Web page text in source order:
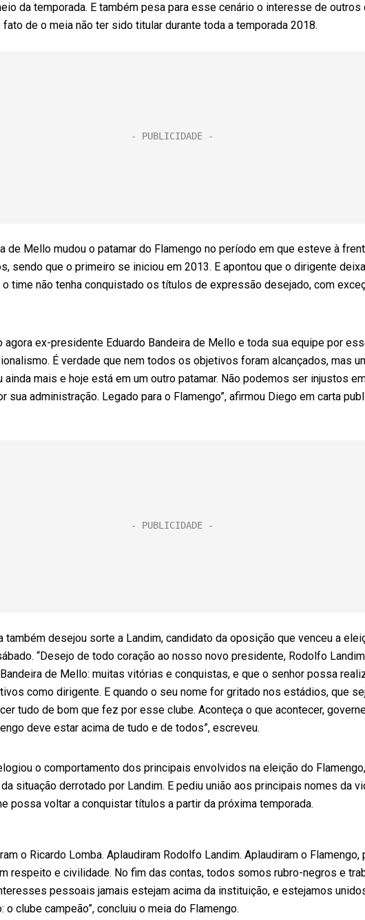
da temporada. E também pesa para esse cenário o interesse de outros
de o meia não ter sido titular durante toda a temporada 2018.
de Mello mudou o patamar do Flamengo no período em que esteve à
sendo que o primeiro se iniciou em 2013. E apontou que o dirigente
time não tenha conquistado os títulos de expressão desejado, com
agora ex-presidente Eduardo Bandeira de Mello e toda sua equipe por
É verdade que nem todos os objetivos foram alcançados, mas
ainda mais e hoje está em um outro patamar. Não podemos ser injustos
sua administração. Legado para o Flamengo”, afirmou Diego em carta
também desejou sorte a Landim, candidato da oposição que venceu a
“Desejo de todo coração ao nosso novo presidente, Rodolfo
de Mello: muitas vitórias e conquistas, e que o senhor possa
como dirigente. E quando o seu nome for gritado nos estádios, que
tudo de bom que fez por esse clube. Aconteça o que acontecer,
deve estar acima de tudo e de todos”, escreveu.
o comportamento dos principais envolvidos na eleição do
situação derrotado por Landim. E pediu união aos principais nomes da
possa voltar a conquistar títulos a partir da próxima temporada.
o Ricardo Lomba. Aplaudiram Rodolfo Landim. Aplaudiram o
respeito e civilidade. No fim das contas, todos somos rubro-negros e
pessoais jamais estejam acima da instituição, e estejamos
o clube campeão”, concluiu o meia do Flamengo.